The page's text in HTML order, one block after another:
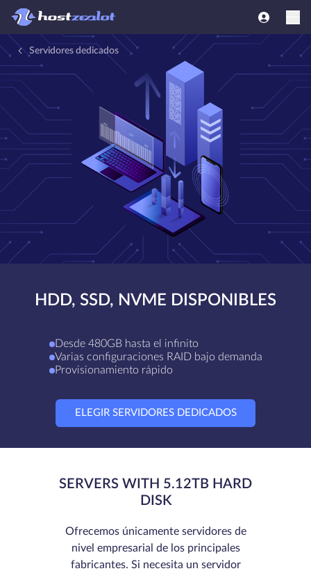
Servidores dedicados
HDD, SSD, NVME DISPONIBLES
Desde 480GB hasta el infinito
Varias configuraciones RAID bajo demanda
Provisionamiento rápido
ELEGIR SERVIDORES DEDICADOS
SERVERS WITH 5.12TB HARD
DISK
Ofrecemos únicamente servidores de
nivel empresarial de los principales
fabricantes. Si necesita un servidor